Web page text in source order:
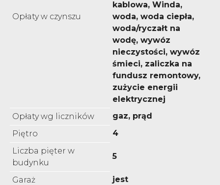
Opłaty w czynszu
kablowa, Winda,
woda, woda ciepła,
woda/ryczałt na
wodę, wywóz
nieczystości, wywóz
śmieci, zaliczka na
fundusz remontowy,
zużycie energii
elektrycznej
Opłaty wg liczników
gaz, prąd
Piętro
4
Liczba pięter w
budynku
5
Garaż
jest